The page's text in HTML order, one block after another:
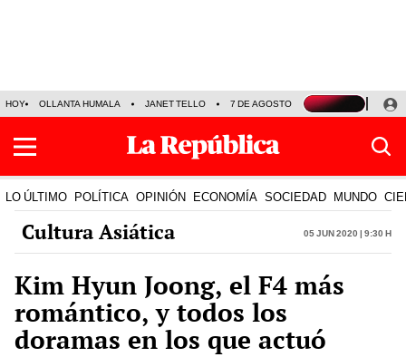
HOY OLLANTA HUMALA JANET TELLO 7 DE AGOSTO TINKA RESULTADOS
LO ÚLTIMO POLÍTICA OPINIÓN ECONOMÍA SOCIEDAD MUNDO
Cultura Asiática 05 Jun 2020 | 9:30 h
Kim Hyun Joong, el F4 más
romántico, y todos los
doramas en los que actuó